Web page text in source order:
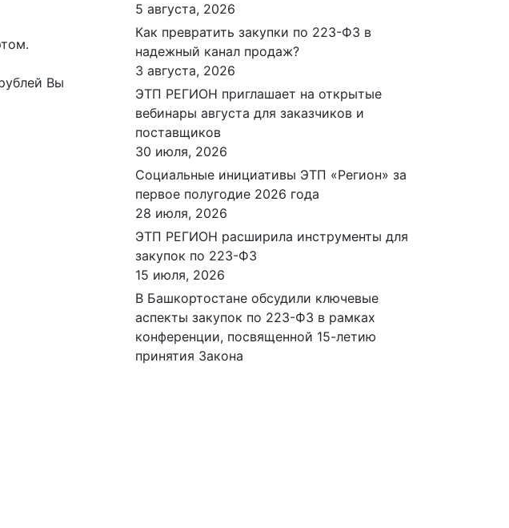
Вы
5 августа, 2026
Как превратить закупки по 223-ФЗ в
надежный канал продаж?
3 августа, 2026
ЭТП РЕГИОН приглашает на открытые
вебинары августа для заказчиков и
поставщиков
30 июля, 2026
Социальные инициативы ЭТП «Регион» за
первое полугодие 2026 года
28 июля, 2026
ЭТП РЕГИОН расширила инструменты для
закупок по 223-ФЗ
15 июля, 2026
В Башкортостане обсудили ключевые
аспекты закупок по 223-ФЗ в рамках
конференции, посвященной 15-летию
принятия Закона